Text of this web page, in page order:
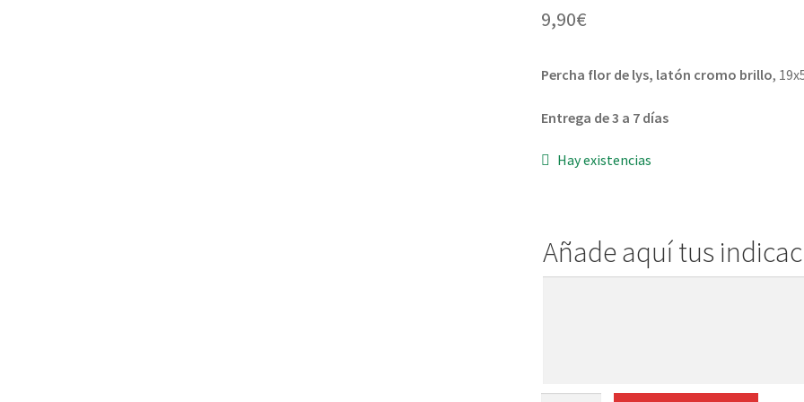
9,90€
Percha flor de lys, latón cromo brillo,
Entrega de 3 a 7 días
Hay existencias
Añade aquí tus